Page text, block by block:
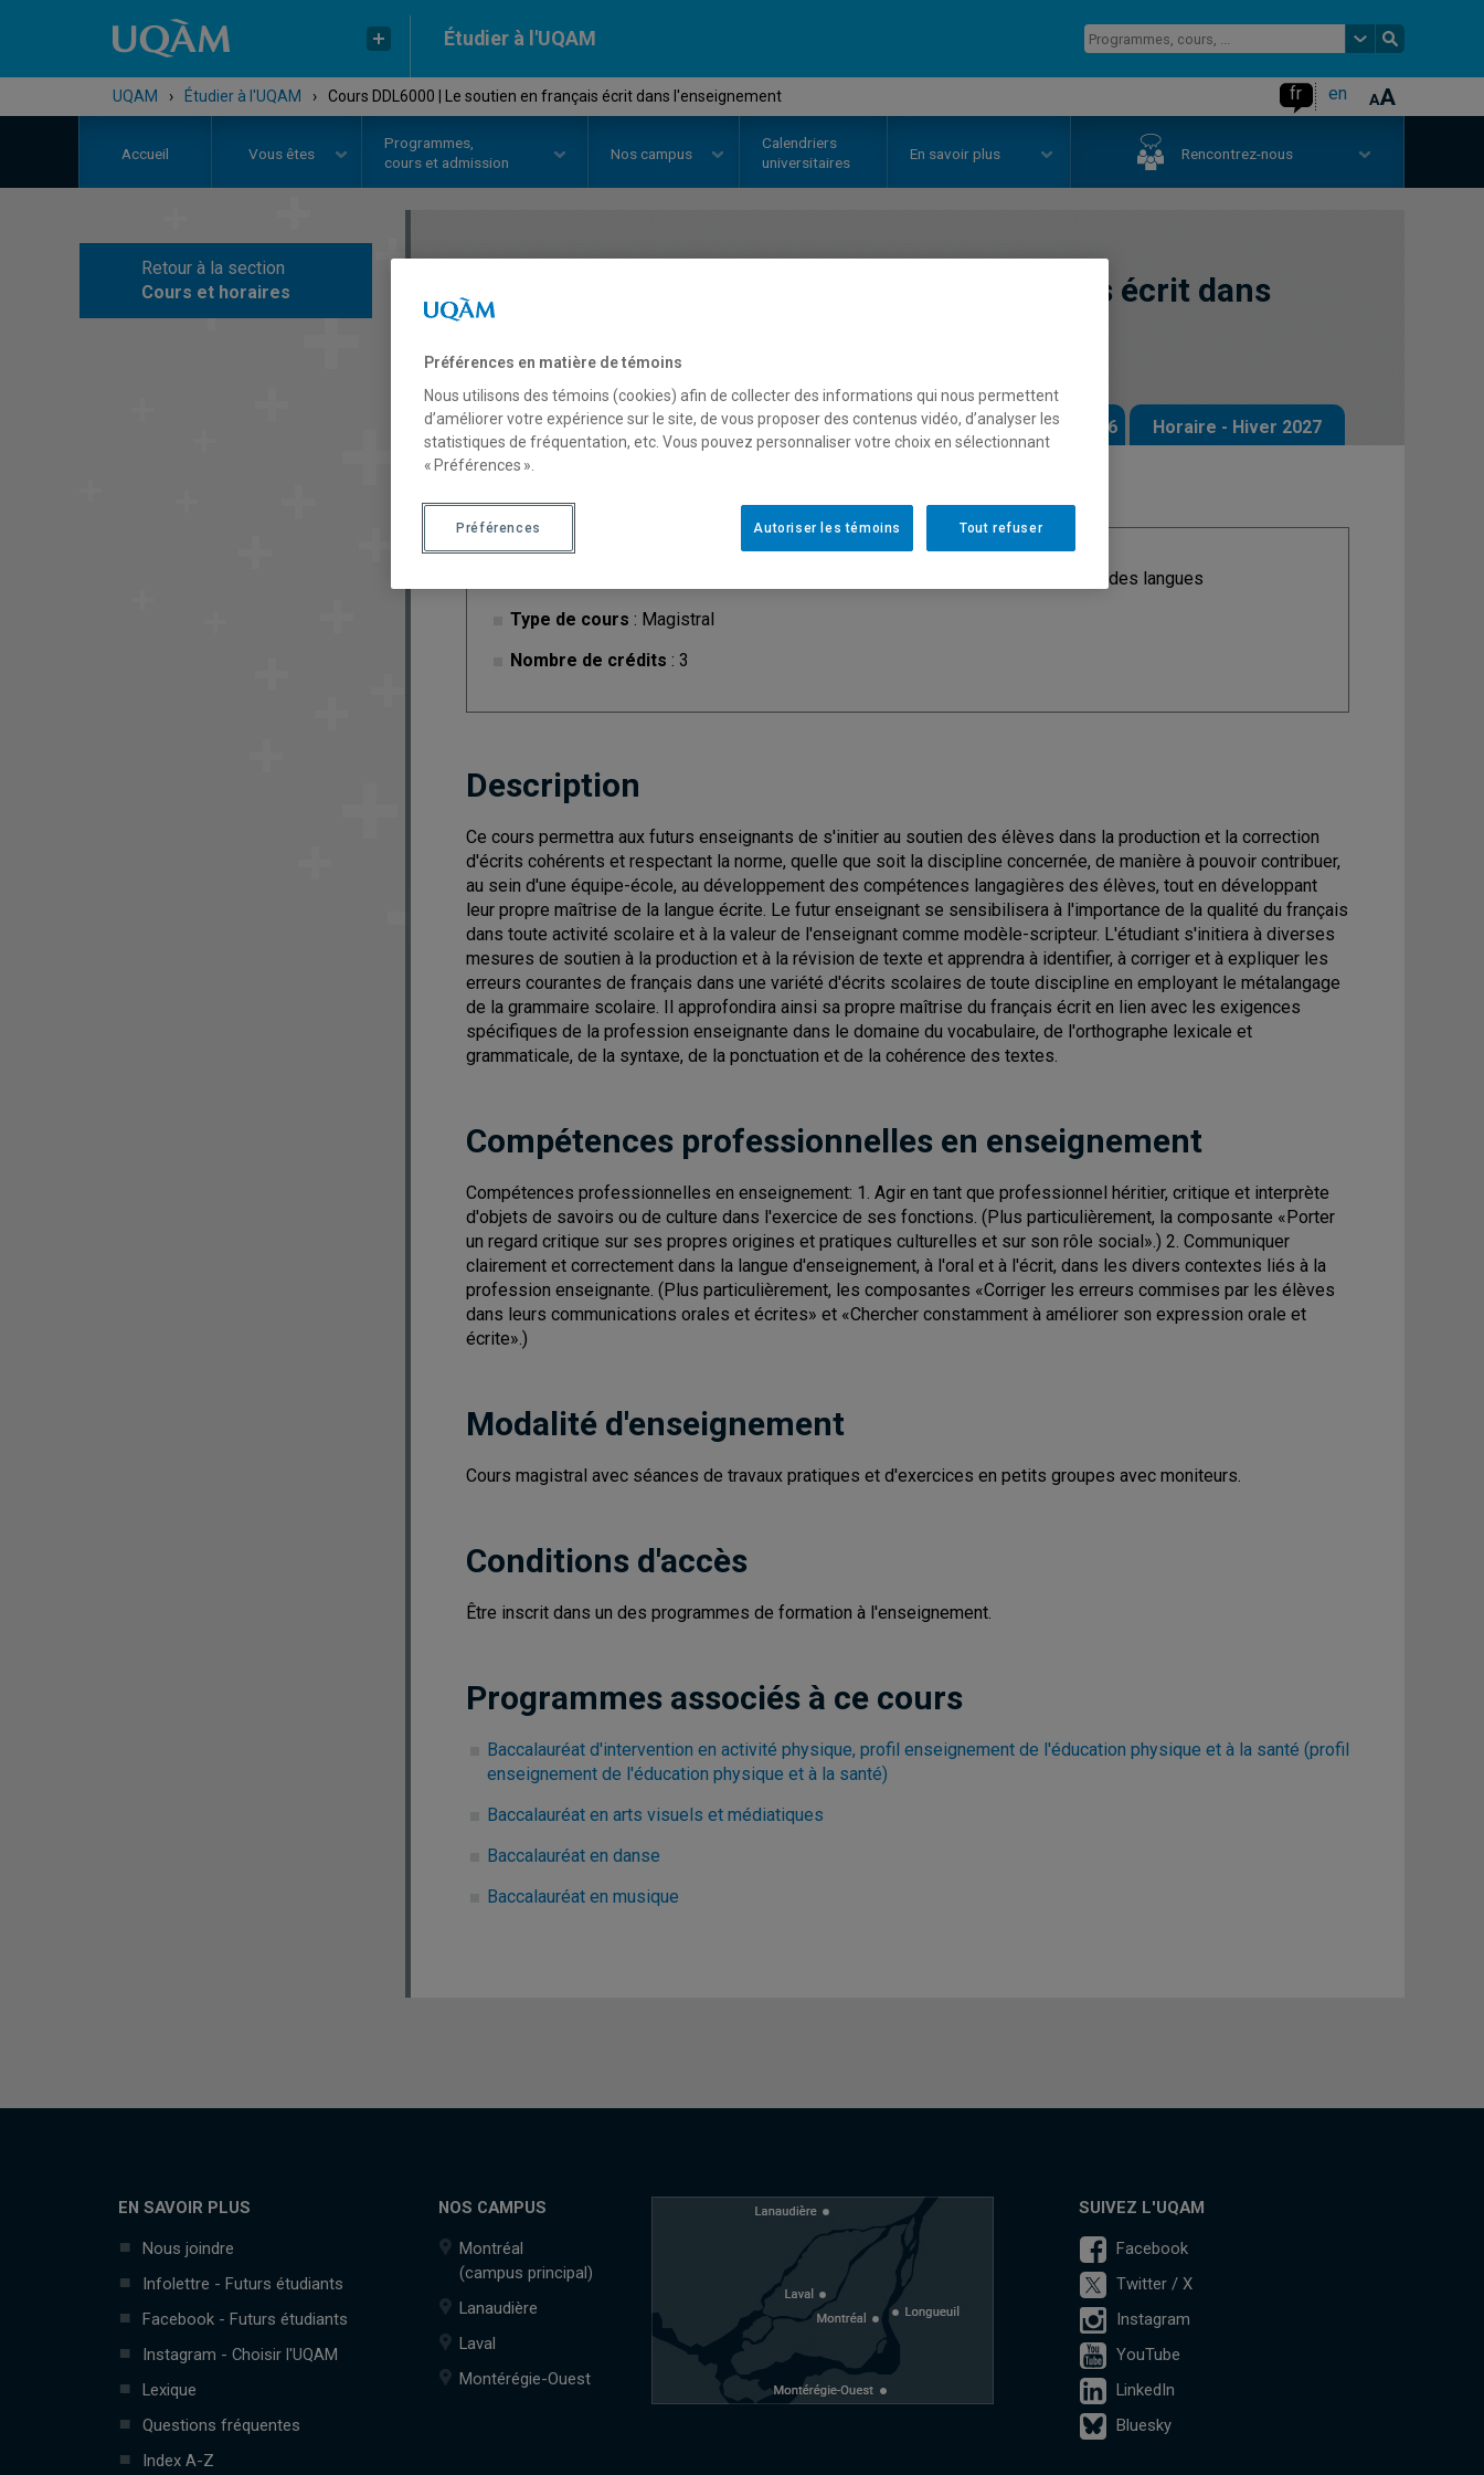
Étudier à l'UQAM
UQAM › Étudier à l'UQAM › Cours DDL6000 | Le soutien en français écrit dans l'enseignement fr en
Accueil Vous êtes
Programmes,
cours et admission
Nos campus
Calendriers
universitaires
En savoir plus Rencontrez-nous
Retour à la section
Cours et horaires
COURS
Le soutien en français écrit dans
Description Horaire - Été 2026 Horaire - Automne 2026 Horaire - Hiver 2027
Type de cours : Magistral
Nombre de crédits : 3
: Didactique des langues
Description
Ce cours permettra aux futurs enseignants de s'initier au soutien des élèves dans la production et la correction
d'écrits cohérents et respectant la norme, quelle que soit la discipline concernée, de manière à pouvoir contribuer,
au sein d'une équipe-école, au développement des compétences langagières des élèves, tout en développant
leur propre maîtrise de la langue écrite. Le futur enseignant se sensibilisera à l'importance de la qualité du français
dans toute activité scolaire et à la valeur de l'enseignant comme modèle-scripteur. L'étudiant s'initiera à diverses
mesures de soutien à la production et à la révision de texte et apprendra à identifier, à corriger et à expliquer les
erreurs courantes de français dans une variété d'écrits scolaires de toute discipline en employant le métalangage
de la grammaire scolaire. Il approfondira ainsi sa propre maîtrise du français écrit en lien avec les exigences
spécifiques de la profession enseignante dans le domaine du vocabulaire, de l'orthographe lexicale et
grammaticale, de la syntaxe, de la ponctuation et de la cohérence des textes.
Compétences professionnelles en enseignement
Compétences professionnelles en enseignement: 1. Agir en tant que professionnel héritier, critique et interprète
d'objets de savoirs ou de culture dans l'exercice de ses fonctions. (Plus particulièrement, la composante «Porter
un regard critique sur ses propres origines et pratiques culturelles et sur son rôle social».) 2. Communiquer
clairement et correctement dans la langue d'enseignement, à l'oral et à l'écrit, dans les divers contextes liés à la
profession enseignante. (Plus particulièrement, les composantes «Corriger les erreurs commises par les élèves
dans leurs communications orales et écrites» et «Chercher constamment à améliorer son expression orale et
écrite».)
Modalité d'enseignement
Cours magistral avec séances de travaux pratiques et d'exercices en petits groupes avec moniteurs.
Conditions d'accès
Être inscrit dans un des programmes de formation à l'enseignement.
Programmes associés à ce cours
Baccalauréat d'intervention en activité physique, profil enseignement de l'éducation physique et à la santé (profil
enseignement de l'éducation physique et à la santé)
Baccalauréat en arts visuels et médiatiques
Baccalauréat en danse
Baccalauréat en musique
EN SAVOIR PLUS
Nous joindre
Infolettre - Futurs étudiants
Facebook - Futurs étudiants
Instagram - Choisir l'UQAM
Lexique
Questions fréquentes
Index A-Z
NOS CAMPUS
Montréal
(campus principal)
Lanaudière
Laval
Montérégie-Ouest
SUIVEZ L'UQAM
Facebook
Twitter / X
Instagram
YouTube
LinkedIn
Bluesky
Préférences en matière de témoins
Nous utilisons des témoins (cookies) afin de collecter des informations qui nous permettent
d’améliorer votre expérience sur le site, de vous proposer des contenus vidéo, d’analyser les
statistiques de fréquentation, etc. Vous pouvez personnaliser votre choix en sélectionnant
« Préférences ».
Tout refuser
Autoriser les témoins
Préférences